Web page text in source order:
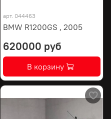
арт. 044463
BMW R1200GS , 2005
620000 руб
В корзину